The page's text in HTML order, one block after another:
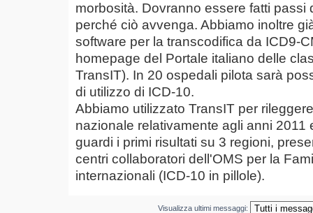
morbosità. Dovranno essere fatti passi
perché ciò avvenga. Abbiamo inoltre
software per la transcodifica da ICD9-
homepage del Portale italiano delle
TransIT). In 20 ospedali pilota sarà
di utilizzo di ICD-10.
Abbiamo utilizzato TransIT per
nazionale relativamente agli anni 2011
guardi i primi risultati su 3 regioni,
centri collaboratori dell'OMS per la
internazionali (ICD-10 in pillole).
Visualizza ultimi messaggi: